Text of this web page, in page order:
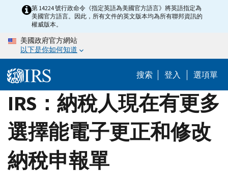
content
第 14224 號行政命令《指定英語為美國官方語言》將英語指定為
美國官方語言。因此，所有文件的英文版本均為所有聯邦資訊的
權威版本。
美國政府官方網站
以下是你如何知道
搜索 登入 選項單
IRS：納稅人現在有更多
選擇能電子更正和修改
納稅申報單